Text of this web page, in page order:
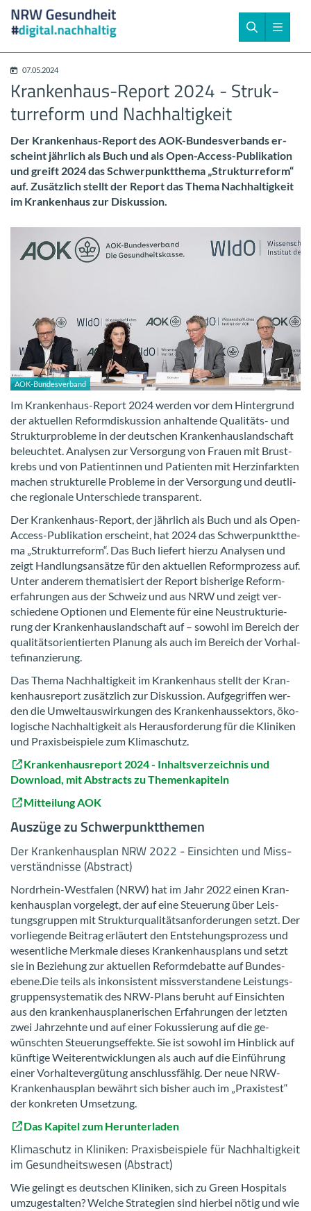
07.05.2024
Krankenhaus-​Report 2024 - Struk­
tur­re­form und Nach­hal­tig­keit
Der Krankenhaus-​Report des AOK-​Bundesverbands er­
scheint jähr­lich als Buch und als Open-​Access-Publikation
und greift 2024 das Schwer­punkt­the­ma „Struk­tur­re­form“
auf. Zu­sätz­lich stellt der Re­port das Thema Nach­hal­tig­keit
im Kran­ken­haus zur Dis­kus­si­on.
AOK-​Bundesverband
Im Krankenhaus-​Report 2024 wer­den vor dem Hin­ter­grund
der ak­tu­el­len Re­form­dis­kus­si­on an­hal­ten­de Qualitäts-​ und
Struk­tur­pro­ble­me in der deut­schen Kran­ken­haus­land­schaft
be­leuch­tet. Ana­ly­sen zur Ver­sor­gung von Frau­en mit Brust­
krebs und von Pa­ti­en­tin­nen und Pa­ti­en­ten mit Herz­in­fark­ten
ma­chen struk­tu­rel­le Pro­ble­me in der Ver­sor­gung und deut­li­
che re­gio­na­le Un­ter­schie­de trans­pa­rent.
Der Krankenhaus-​Report, der jähr­lich als Buch und als Open-​
Access-Publikation er­scheint, hat 2024 das Schwer­punkt­the­
ma „Struk­tur­re­form“. Das Buch lie­fert hier­zu Ana­ly­sen und
zeigt Hand­lungs­an­sät­ze für den ak­tu­el­len Re­form­pro­zess auf.
Unter an­de­rem the­ma­ti­siert der Re­port bis­he­ri­ge Re­form­
erfah­run­gen aus der Schweiz und aus NRW und zeigt ver­
schie­de­ne Op­tio­nen und Ele­men­te für eine Neu­struk­tu­rie­
rung der Kran­ken­haus­land­schaft auf – so­wohl im Be­reich der
qua­li­täts­ori­en­tier­ten Pla­nung als auch im Be­reich der Vor­hal­
te­fi­nan­zie­rung.
Das Thema Nach­hal­tig­keit im Kran­ken­haus stellt der Kran­
ken­haus­re­port zu­sätz­lich zur Dis­kus­si­on. Auf­ge­grif­fen wer­
den die Um­welt­aus­wir­kun­gen des Kran­ken­haus­sek­tors, öko­
lo­gi­sche Nach­hal­tig­keit als Her­aus­for­de­rung für die Kli­ni­ken
und Pra­xis­bei­spie­le zum Kli­ma­schutz.
Kran­ken­haus­re­port 2024 - In­halts­ver­zeich­nis und
Down­load, mit Abs­tracts zu The­men­ka­pi­teln
Mit­tei­lung AOK
Aus­zü­ge zu Schwer­punkt­the­men
Der Kran­ken­haus­plan NRW 2022 - Ein­sich­ten und Miss­
ver­ständ­nis­se (Abs­tract)
Nordrhein-​Westfalen (NRW) hat im Jahr 2022 einen Kran­
ken­haus­plan vor­ge­legt, der auf eine Steue­rung über Leis­
tungs­grup­pen mit Struk­tur­qua­li­täts­an­for­de­run­gen setzt. Der
vor­lie­gen­de Bei­trag er­läu­tert den Ent­ste­hungs­pro­zess und
we­sent­li­che Merk­ma­le die­ses Kran­ken­haus­plans und setzt
sie in Be­zie­hung zur ak­tu­el­len Re­form­de­bat­te auf Bun­des­
ebe­ne.Die teils als in­kon­sis­tent miss­ver­stan­de­ne Leis­tungs­
grup­pen­sys­te­ma­tik des NRW-​Plans be­ruht auf Ein­sich­ten
aus den kran­ken­haus­pla­ne­ri­schen Er­fah­run­gen der letz­ten
zwei Jahr­zehn­te und auf einer Fo­kus­sie­rung auf die ge­
wünsch­ten Steue­rungs­ef­fek­te. Sie ist so­wohl im Hin­blick auf
künf­ti­ge Wei­ter­ent­wick­lun­gen als auch auf die Ein­füh­rung
einer Vor­hal­te­ver­gü­tung an­schluss­fä­hig. Der neue NRW-​
Krankenhausplan be­währt sich bis­her auch im „Pra­xis­test“
der kon­kre­ten Um­set­zung.
Das Ka­pi­tel zum Her­un­ter­la­den
Kli­ma­schutz in Kli­ni­ken: Pra­xis­bei­spie­le für Nach­hal­tig­keit
im Ge­sund­heits­we­sen (Abs­tract)
Wie ge­lingt es deut­schen Kli­ni­ken, sich zu Green Hos­pi­tals
um­zu­ge­stal­ten? Wel­che Stra­te­gien sind hier­bei nötig und wie